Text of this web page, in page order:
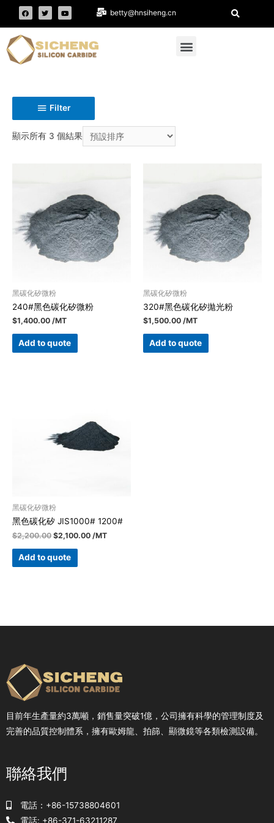
betty@hnsiheng.cn
Filter
顯示所有 3 個結果
黑碳化矽微粉
240#黑色碳化矽微粉
$1,400.00 /MT
Add to quote
黑碳化矽微粉
320#黑色碳化矽拋光粉
$1,500.00 /MT
Add to quote
黑碳化矽微粉
黑色碳化矽 JIS1000# 1200#
$2,200.00 $2,100.00 /MT
Add to quote
目前年生產量約3萬噸，銷售量突破1億，公司擁有科學的管理制度及
完善的品質控制體系，擁有歐姆龍、拍篩、顯微鏡等各類檢測設備。
聯絡我們
電話：+86-15738804601
電話: +86-371-63211287